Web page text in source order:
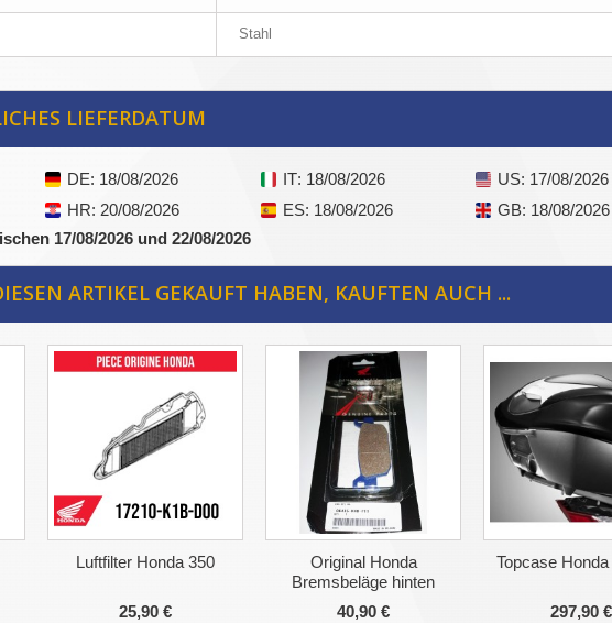
Stahl
LIEFERDATUM
DE: 18/08/2026 IT: 18/08/2026 US: 17/08/2026
HR: 20/08/2026 ES: 18/08/2026 GB: 18/08/2026
17/08/2026 und 22/08/2026
ARTIKEL GEKAUFT HABEN, KAUFTEN AUCH ...
Luftfilter Honda 350
25,90 €
Original Honda
Bremsbeläge hinten
40,90 €
Topcase
297,90 €